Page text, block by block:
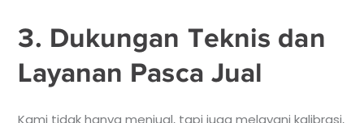
3. Dukungan Teknis dan
Layanan Pasca Jual
Kami tidak hanya menjual, tapi juga melayani kalibrasi,